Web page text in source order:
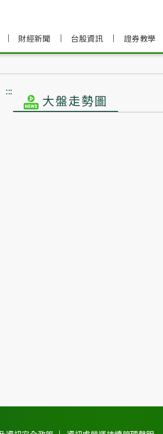
財經新聞 台股資訊 證券教學
:::
大盤走勢圖